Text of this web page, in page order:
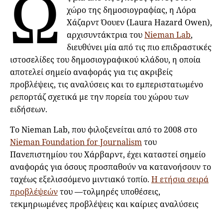
χώρο της δημοσιογραφίας, η Λόρα
Χάζαρντ Όουεν (Laura Hazard Owen),
αρχισυντάκτρια τουNieman Lab,
διευθύνει μία από τις πιο επιδραστικές
ιστοσελίδες του δημοσιογραφικού κλάδου, η οποία
αποτελεί σημείο αναφοράς για τις ακριβείς
προβλέψεις, τις αναλύσεις και το εμπεριστατωμένο
ρεπορτάζ σχετικά με την πορεία του χώρου των
ειδήσεων.
Το Nieman Lab, που φιλοξενείται από το 2008 στο
Nieman Foundation for Journalismτου
Πανεπιστημίου του Χάρβαρντ, έχει καταστεί σημείο
αναφοράς για όσους προσπαθούν να κατανοήσουν το
ταχέως εξελισσόμενο μιντιακό τοπίο. Η ετήσια σειρά
προβλέψεώντου —τολμηρές υποθέσεις,
τεκμηριωμένες προβλέψεις και καίριες αναλύσεις